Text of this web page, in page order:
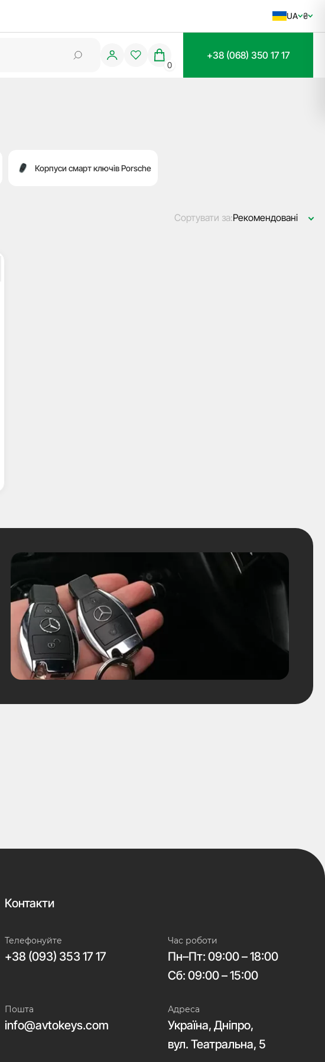
UA ₴
0
+38 (068) 350 17 17
Корпуси смарт ключів Porsche
Сортувати за:Рекомендовані
Контакти
Телефонуйте
+38 (093) 353 17 17
Час роботи
Пн–Пт: 09:00 – 18:00
Сб: 09:00 – 15:00
Пошта
info@avtokeys.com
Адреса
Україна, Дніпро,
вул. Театральна, 5